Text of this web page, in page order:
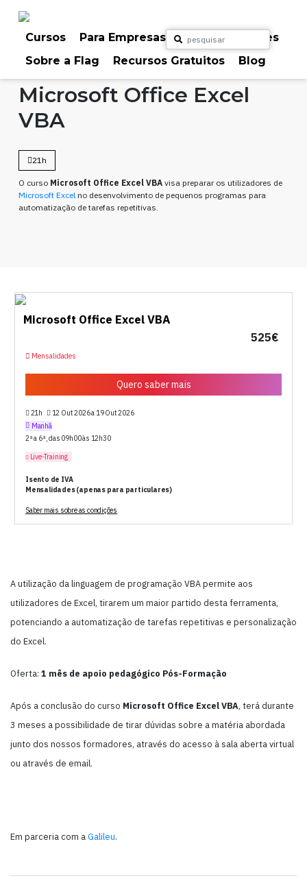
Cursos Para Empresas
Para Particulares
Sobre a Flag
Recursos Gratuitos Blog
Home Cursos Office
Microsoft Office Excel
VBA
21h
O curso Microsoft Office Excel VBA visa preparar os utilizadores de
Microsoft Excel no desenvolvimento de pequenos programas para
automatização de tarefas repetitivas.
A utilização da linguagem de programação VBA permite aos
utilizadores de Excel, tirarem um maior partido desta ferramenta,
potenciando a automatização de tarefas repetitivas e personalização
do Excel.
Oferta: 1 mês de apoio pedagógico Pós-Formação
Após a conclusão do curso Microsoft Office Excel VBA, terá durante
3 meses a possibilidade de tirar dúvidas sobre a matéria abordada
junto dos nossos formadores, através do acesso à sala aberta virtual
ou através de email.
Em parceria com a Galileu.
Microsoft Office Excel VBA
525€
Mensalidades
Quero saber mais
21h
12 Out 2026 a 19 Out 2026
Manhã
2ª a 6ª, das 09h00 às 12h30
Live-Training
Isento de IVA
Mensalidades (apenas para particulares)
Saber mais sobre as condições